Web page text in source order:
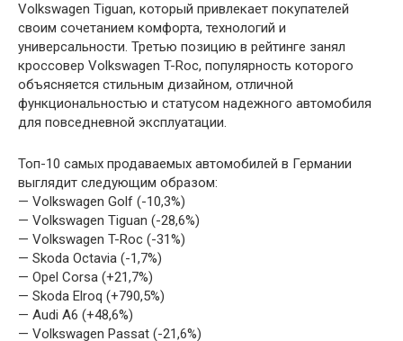
Volkswagen Tiguan, который привлекает покупателей
своим сочетанием комфорта, технологий и
универсальности. Третью позицию в рейтинге занял
кроссовер Volkswagen T-Roc, популярность которого
объясняется стильным дизайном, отличной
функциональностью и статусом надежного автомобиля
для повседневной эксплуатации.
Топ-10 самых продаваемых автомобилей в Германии
выглядит следующим образом:
— Volkswagen Golf (-10,3%)
— Volkswagen Tiguan (-28,6%)
— Volkswagen T-Roc (-31%)
— Skoda Octavia (-1,7%)
— Opel Corsa (+21,7%)
— Skoda Elroq (+790,5%)
— Audi A6 (+48,6%)
— Volkswagen Passat (-21,6%)